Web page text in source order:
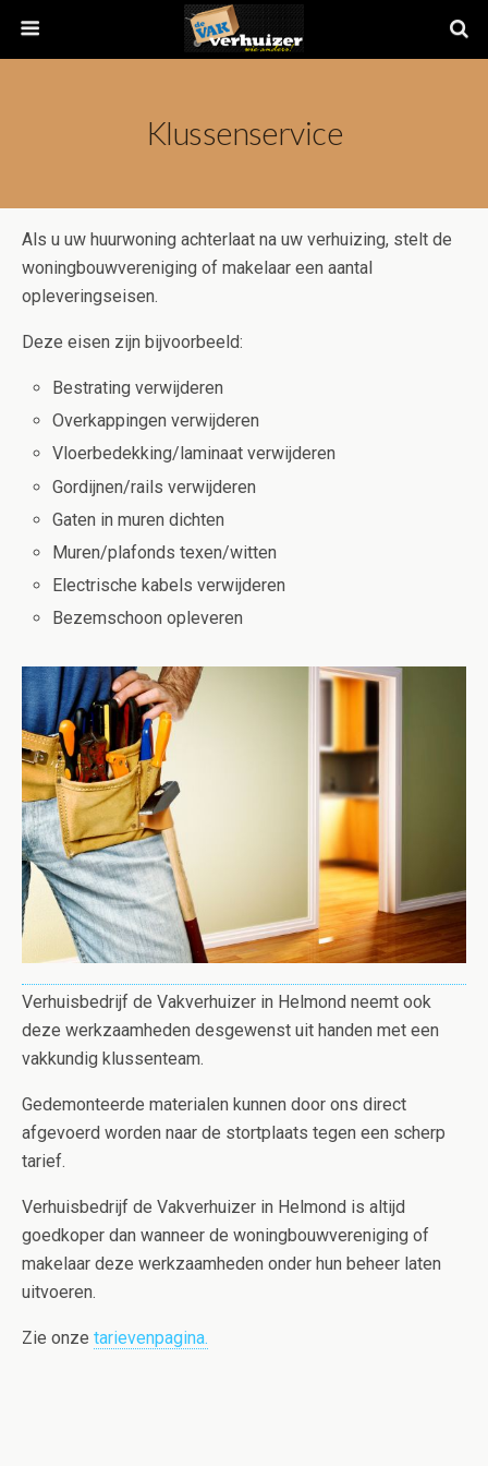
Klussenservice
Als u uw huurwoning achterlaat na uw verhuizing, stelt de
woningbouwvereniging of makelaar een aantal
opleveringseisen.
Deze eisen zijn bijvoorbeeld:
Bestrating verwijderen
Overkappingen verwijderen
Vloerbedekking/laminaat verwijderen
Gordijnen/rails verwijderen
Gaten in muren dichten
Muren/plafonds texen/witten
Electrische kabels verwijderen
Bezemschoon opleveren
Verhuisbedrijf de Vakverhuizer in Helmond neemt ook
deze werkzaamheden desgewenst uit handen met een
vakkundig klussenteam.
Gedemonteerde materialen kunnen door ons direct
afgevoerd worden naar de stortplaats tegen een scherp
tarief.
Verhuisbedrijf de Vakverhuizer in Helmond is altijd
goedkoper dan wanneer de woningbouwvereniging of
makelaar deze werkzaamheden onder hun beheer laten
uitvoeren.
Zie onze tarievenpagina.